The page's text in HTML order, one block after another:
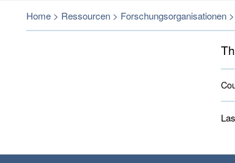
Home > Ressourcen > Forschungsorganisationen >